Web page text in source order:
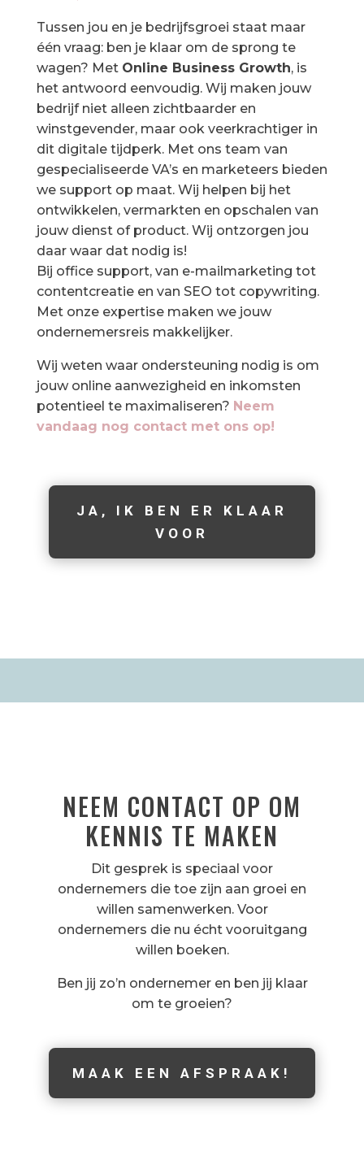
Tussen jou en je bedrijfsgroei staat maar
één vraag: ben je klaar om de sprong te
wagen? Met Online Business Growth, is
het antwoord eenvoudig. Wij maken jouw
bedrijf niet alleen zichtbaarder en
winstgevender, maar ook veerkrachtiger in
dit digitale tijdperk. Met ons team van
gespecialiseerde VA’s en marketeers bieden
we support op maat. Wij helpen bij het
ontwikkelen, vermarkten en opschalen van
jouw dienst of product. Wij ontzorgen jou
daar waar dat nodig is!
Bij office support, van e-mailmarketing tot
contentcreatie en van SEO tot copywriting.
Met onze expertise maken we jouw
ondernemersreis makkelijker.
Wij weten waar ondersteuning nodig is om
jouw online aanwezigheid en inkomsten
potentieel te maximaliseren? Neem
vandaag nog contact met ons op!
JA, IK BEN ER KLAAR
VOOR
NEEM CONTACT OP OM
KENNIS TE MAKEN
Dit gesprek is speciaal voor
ondernemers die toe zijn aan groei en
willen samenwerken. Voor
ondernemers die nu écht vooruitgang
willen boeken.
Ben jij zo’n ondernemer en ben jij klaar
om te groeien?
MAAK EEN AFSPRAAK!